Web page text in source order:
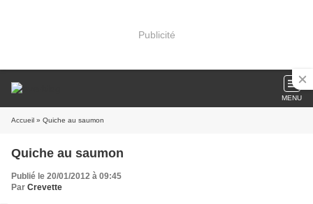
Publicité
MENU
Accueil » Quiche au saumon
Quiche au saumon
Publié le 20/01/2012 à 09:45
Par Crevette